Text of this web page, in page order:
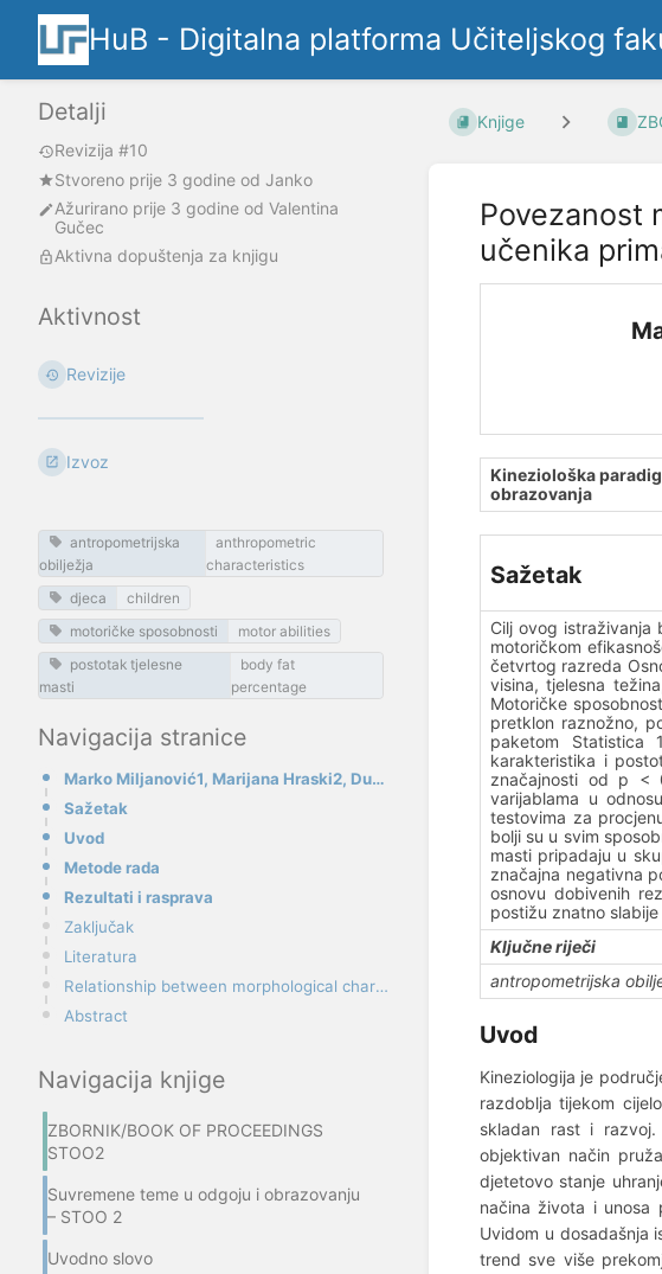
HuB - Digitalna platforma Učiteljskog
Detalji
Revizija #10
Stvoreno prije 3 godine od Janko
Ažurirano prije 3 godine od Valentina
Gučec
Aktivna dopuštenja za knjigu
Aktivnost
Revizije
Izvoz
antropometrijska
obilježja
anthropometric
characteristics
djeca
children
motoričke sposobnosti
motor abilities
postotak tjelesne
masti
body fat
percentage
Navigacija stranice
Marko Miljanović1, Marijana Hraski2, Dubravka Basić-Vidović3
Sažetak
Uvod
Metode rada
Rezultati i rasprava
Zaključak
Literatura
Relationship between morphological characteristics and motor efficiency in primary school students
Abstract
Navigacija knjige
ZBORNIK/BOOK OF PROCEEDINGS
STOO2
Suvremene teme u odgoju i obrazovanju
– STOO 2
Uvodno slovo
Knjige
Povezanost
učenika
Kineziološka
obrazovanja
Sažetak
Cilj ovog istraživanja
motoričkom
četvrtog razreda
visina, tjelesna
Motoričke
pretklon raznožno,
paketom Statistica
karakteristika i
značajnosti od p <
varijablama u
testovima za
bolji su u svim
masti pripadaju u
značajna negativna
osnovu dobivenih
postižu znatno
Ključne riječi
antropometrijska
Uvod
Kineziologija je
razdoblja tijekom
skladan rast i razvoj.
objektivan način
djetetovo stanje
načina života i unosa
Uvidom u dosadašnja
trend sve više